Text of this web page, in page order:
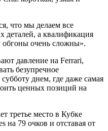
что мы делаем все
деталей, а квалификация
обгоны очень сложны».
давление на Ferrari,
безупречное
днем, где даже самая
ценных позиций на
третье место в Кубке
на 79 очков и отставая от